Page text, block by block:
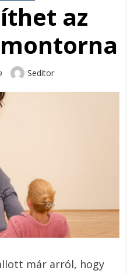
az
Author
Seditor
már arról, hogy